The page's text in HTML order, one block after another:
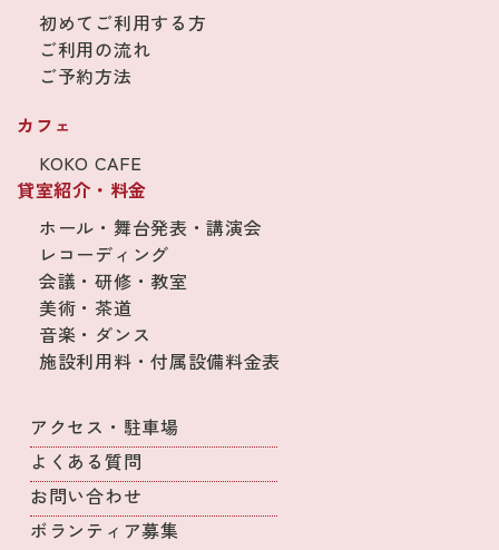
初めてご利用する方
ご利用の流れ
ご予約方法
カフェ
KOKO CAFE
貸室紹介・料金
ホール・舞台発表・講演会
レコーディング
会議・研修・教室
美術・茶道
音楽・ダンス
施設利用料・付属設備料金表
アクセス・駐車場
よくある質問
お問い合わせ
ボランティア募集